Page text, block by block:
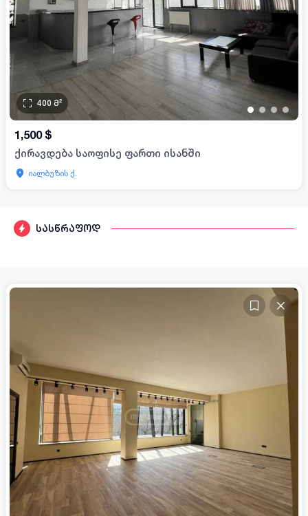
სასწრაფოდ
• • • •
400 მ²
1,500 $
ქირავდება საოფისე ფართი ისანში
იალბუზის ქ.